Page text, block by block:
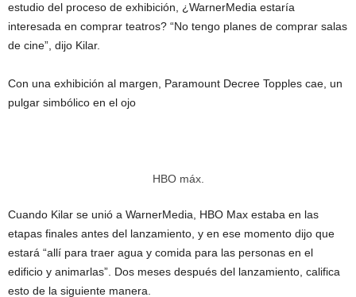
estudio del proceso de exhibición, ¿WarnerMedia estaría
interesada en comprar teatros? “No tengo planes de comprar salas
de cine”, dijo Kilar.
Con una exhibición al margen, Paramount Decree Topples cae, un
pulgar simbólico en el ojo
HBO máx.
Cuando Kilar se unió a WarnerMedia, HBO Max estaba en las
etapas finales antes del lanzamiento, y en ese momento dijo que
estará “allí para traer agua y comida para las personas en el
edificio y animarlas”. Dos meses después del lanzamiento, califica
esto de la siguiente manera.